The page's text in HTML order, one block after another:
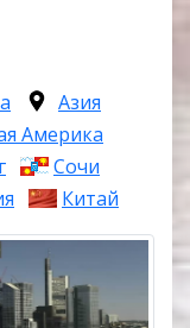
Азия
Америка
Сочи
Китай